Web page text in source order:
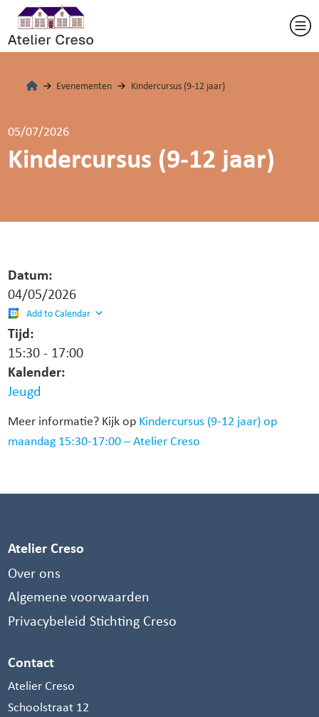
Evenementen Kindercursus (9-12 jaar)
05/07/2026
Kindercursus (9-12 jaar)
Datum:
04/05/2026
Add to Calendar
Tijd:
15:30- 17:00
Kalender:
Jeugd
Meer informatie? Kijk op Kindercursus (9-12 jaar) op
maandag 15:30-17:00 – Atelier Creso
Atelier Creso
Over ons
Algemene voorwaarden
Privacybeleid Stichting Creso
Contact
Atelier Creso
Schoolstraat 12